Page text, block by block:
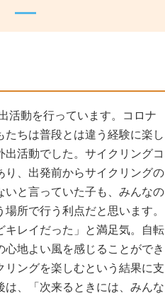
活動を行っています。コロナ
ちは普段とは違う経験に楽し
活動でした。サイクリングコ
、出発前からサイクリングの
と言っていた子も、みんなの
所で行う利点だと思います。
キレイだった」と満足気。自転
地よい風を感じることができ
ングを楽しむという結果に支
、「次来るときには、みんな